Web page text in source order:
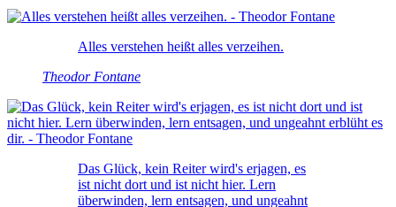
Alles verstehen heißt alles verzeihen.
Theodor Fontane
Das Glück, kein Reiter wird's erjagen, es
ist nicht dort und ist nicht hier. Lern
überwinden, lern entsagen, und ungeahnt